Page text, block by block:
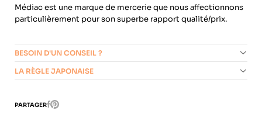
Médiac est une marque de mercerie que nous affectionnons
particulièrement pour son superbe rapport qualité/prix.
BESOIN D'UN CONSEIL ?
LA RÈGLE JAPONAISE
PARTAGERFacebook
Pinterest